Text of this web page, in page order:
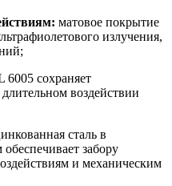
матовое покрытие
излучения,
6005 сохраняет
воздействии
сталь в
забору
и механическим